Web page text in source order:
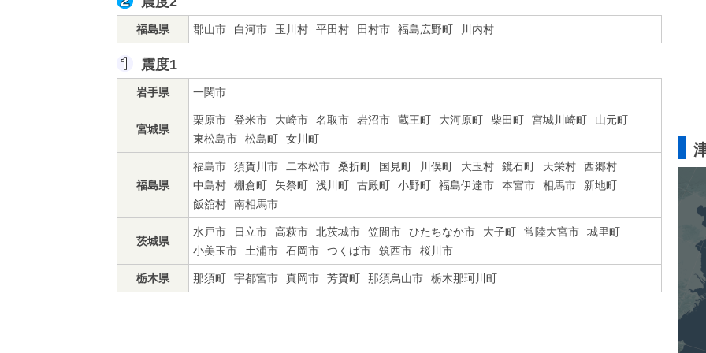
福島県 郡山市 白河市 玉川村 平田村 田村市 福島広野町 川内村
震度1
岩手県 一関市
宮城県
栗原市 登米市 大崎市 名取市 岩沼市 蔵王町 大河原町 柴田町 宮城川崎町
山元町
東松島市
松島町 女川町
福島県
福島市 須賀川市 二本松市 桑折町 国見町 川俣町 大玉村 鏡石町 天栄村
西郷村
中島村
棚倉町 矢祭町 浅川町 古殿町 小野町 福島伊達市 本宮市 相馬市
新地町
飯舘村
南相馬市
茨城県
水戸市 日立市 高萩市 北茨城市 笠間市 ひたちなか市 大子町 常陸大宮市
城里町
小美玉市
土浦市 石岡市 つくば市 筑西市 桜川市
栃木県 那須町 宇都宮市 真岡市 芳賀町 那須烏山市 栃木那珂川町